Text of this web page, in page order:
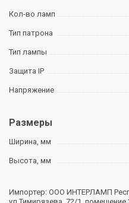
Кол-во ламп
Тип патрона
Тип лампы
Защита IP
Напряжение
Размеры
Ширина, мм
Высота, мм
Импортер: ООО ИНТЕРЛАМП